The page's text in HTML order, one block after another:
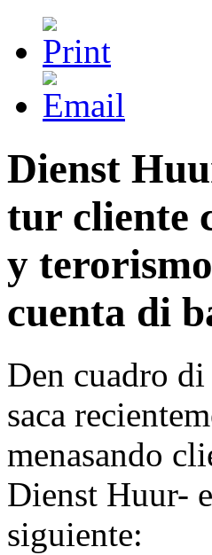
Dienst
tur cliente
y
cuenta di
Den cuadro
saca
menasando
Dienst Huur-
siguiente: